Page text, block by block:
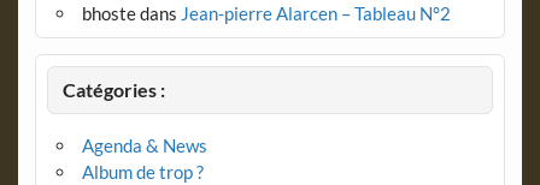
bhostedans Jean-pierre Alarcen – Tableau N°2
Catégories :
Agenda & News
Album de trop ?